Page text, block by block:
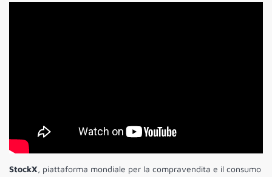
StockX, piattaforma mondiale per la compravendita e il consumo